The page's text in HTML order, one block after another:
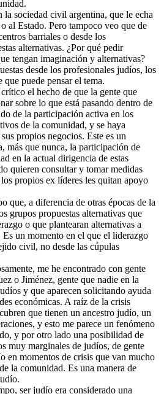
la sociedad civil argentina, que le echa
al Estado. Pero tampoco veo que de
barriales o desde los
alternativas. ¿Por qué pedir
tengan imaginación y alternativas?
desde los profesionales judíos, los
puede pensar el tema.
el hecho de que la gente que
sobre lo que está pasando dentro de
de la participación activa en los
de la comunidad, y se haya
propios negocios. Este es un
más que nunca, la participación de
en la actual dirigencia de estas
quieren consultar y tomar medidas
propios ex líderes les quitan apoyo
que, a diferencia de otras épocas de la
grupos propuestas alternativas que
o que plantearan alternativas a
Es un momento en el que el liderazgo
civil, no desde las cúpulas
me he encontrado con gente
o Jiménez, gente que nadie en la
y que aparecen solicitando ayuda
económicas. A raíz de la crisis
que tienen un ancestro judío, un
y esto me parece un fenómeno
y por otro lado una posibilidad de
muy marginales de judíos, de gente
en momentos de crisis que van mucho
la comunidad. Es una manera de
ser judío era considerado una